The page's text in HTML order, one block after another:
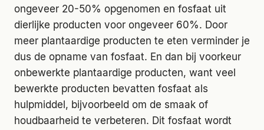
ongeveer 20-50% opgenomen en fosfaat uit
dierlijke producten voor ongeveer 60%. Door
meer plantaardige producten te eten verminder je
dus de opname van fosfaat. En dan bij voorkeur
onbewerkte plantaardige producten, want veel
bewerkte producten bevatten fosfaat als
hulpmiddel, bijvoorbeeld om de smaak of
houdbaarheid te verbeteren. Dit fosfaat wordt